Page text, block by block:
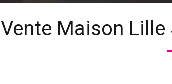
Vente Maison